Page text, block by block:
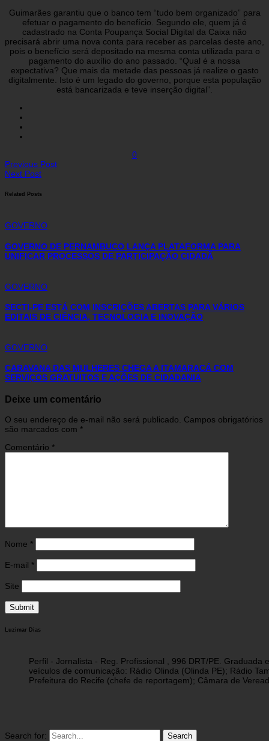
Guimarães garantiu que o banco tem “tudo bem organizado” para
efetuar o pagamento do benefício. Segundo ele, quem já é
cadastrado na Conta Poupança Social Digital da Caixa não
precisará abrir uma nova conta para receber as parcelas deste ano,
pois o benefício será depositado na mesma conta utilizada para o
pagamento do auxílio do ano passado. “Qual é a nossa
expectativa? Que mais da metade das pessoas já realize o gasto
digitalmente. Isto é um legado do governo, porque esta população
está bancarizada e teve inserção digital”.
0
Previous Post
Next Post
Related Posts
GOVERNO
GOVERNO DE PERNAMBUCO LANÇA PLATAFORMA PARA
UNIFICAR PROCESSOS DE PARTICIPAÇÃO CIDADÃ
GOVERNO
SECTI-PE ESTÁ COM INSCRIÇÕES ABERTAS PARA VÁRIOS
EDITAIS DE CIÊNCIA, TECNOLOGIA E INOVAÇÃO
GOVERNO
CARAVANA DAS MULHERES CHEGA A ITAMARACÁ COM
SERVIÇOS GRATUITOS E AÇÕES DE CIDADANIA
Deixe um comentário
O seu endereço de e-mail não será publicado. Campos obrigatórios
são marcados com *
Comentário *
Nome *
E-mail *
Site
Luzimar Dias
Perfil - Jornalista - Reg. Profissional , 996 DRT/PE.
veículos de comunicação: Rádio Olinda (Olinda PE); Rádio
Prefeitura do Recife (chefe de reportagem); Câmara de
Search for: